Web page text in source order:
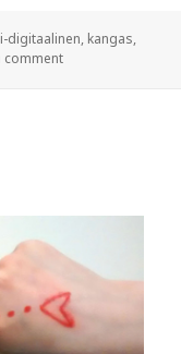
digitaalinen, kangas,
comment